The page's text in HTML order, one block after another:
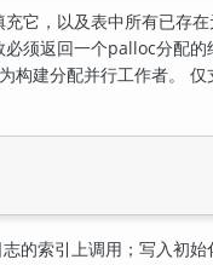
它，以及表中所有已存在
须返回一个palloc分配的
构建分配并行工作者。
的索引上调用；写入初